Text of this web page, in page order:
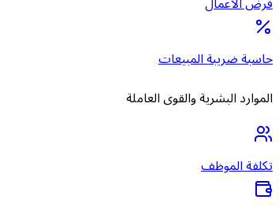
حاسبة ضريبة المبيعات
الموارد البشرية والقوى العاملة
تكلفة الموظف